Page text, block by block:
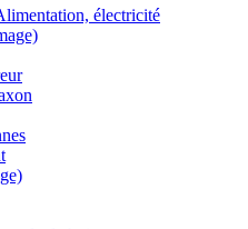
électricité